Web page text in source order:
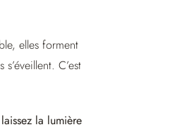
elles forment
C’est
la lumière